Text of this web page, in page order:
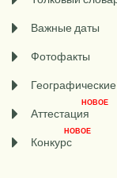
Важные даты
Фотофакты
Аттестация
НОВОЕ
Конкурс
НОВОЕ